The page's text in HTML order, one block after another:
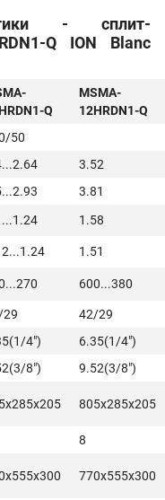
- сплит-
Q ION Blanc
Q
MSMA-
12HRDN1-Q
50
3.52
3.81
1.58
1.51
600...380
42/29
4")
6.35(1/4")
8")
9.52(3/8")
805x285x205
8
770x555x300